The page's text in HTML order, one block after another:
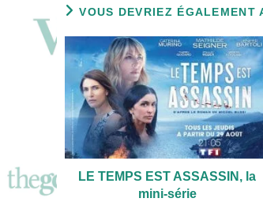
VOUS DEVRIEZ ÉGALEMENT
LE TEMPS EST ASSASSIN, la
mini-série